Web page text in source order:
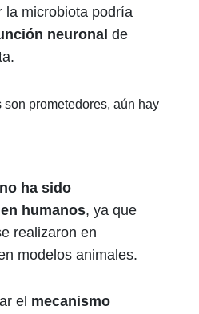
la microbiota podría
neuronal de
prometedores, aún hay
no ha sido
humanos, ya que
realizaron en
modelos animales.
el mecanismo